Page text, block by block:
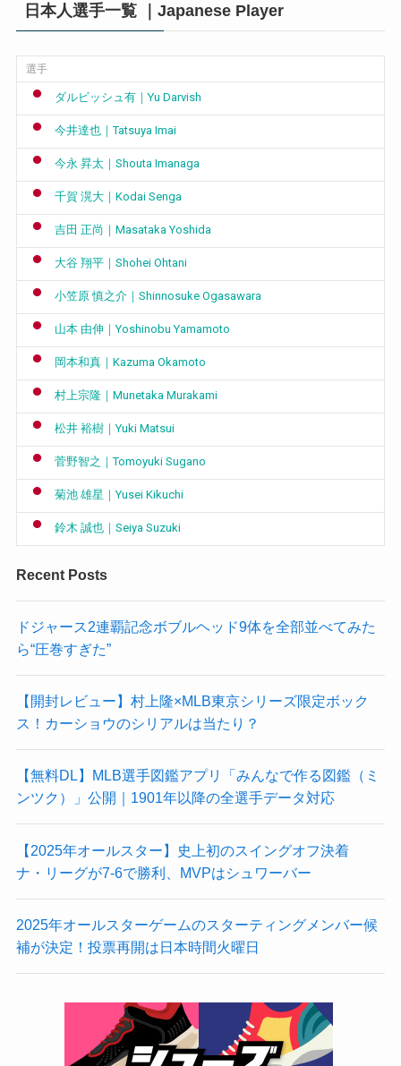
日本人選手一覧 ｜Japanese Player
選手
ダルビッシュ有｜Yu Darvish
今井達也｜Tatsuya Imai
今永 昇太｜Shouta Imanaga
千賀 滉大｜Kodai Senga
吉田 正尚｜Masataka Yoshida
大谷 翔平｜Shohei Ohtani
小笠原 慎之介｜Shinnosuke Ogasawara
山本 由伸｜Yoshinobu Yamamoto
岡本和真｜Kazuma Okamoto
村上宗隆｜Munetaka Murakami
松井 裕樹｜Yuki Matsui
菅野智之｜Tomoyuki Sugano
菊池 雄星｜Yusei Kikuchi
鈴木 誠也｜Seiya Suzuki
Recent Posts
ドジャース2連覇記念ボブルヘッド9体を全部並べてみた
ら“圧巻すぎた”
【開封レビュー】村上隆×MLB東京シリーズ限定ボック
ス！カーショウのシリアルは当たり？
【無料DL】MLB選手図鑑アプリ「みんなで作る図鑑（ミ
ンツク）」公開｜1901年以降の全選手データ対応
【2025年オールスター】史上初のスイングオフ決着
ナ・リーグが7-6で勝利、MVPはシュワーバー
2025年オールスターゲームのスターティングメンバー候
補が決定！投票再開は日本時間火曜日